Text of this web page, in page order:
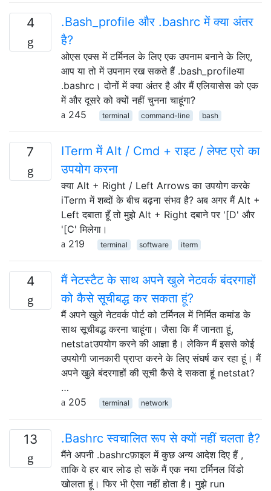
4
.Bash_profile और .bashrc में क्या अंतर
है?
ओएस एक्स में टर्मिनल के लिए एक उपनाम बनाने के लिए,
आप या तो में उपनाम रख सकते हैं .bash_profileया
.bashrc। दोनों में क्या अंतर है और मैं एलियासेस को एक
में और दूसरे को क्यों नहीं चुनना चाहूंगा?
245
terminal command-line bash
7
ITerm में Alt / Cmd + राइट / लेफ्ट एरो का
उपयोग करना
क्या Alt + Right / Left Arrows का उपयोग करके
iTerm में शब्दों के बीच बढ़ना संभव है? अब अगर मैं Alt +
Left दबाता हूँ तो मुझे Alt + Right दबाने पर '[D' और
'[C' मिलेगा।
219
terminal software iterm
4
मैं नेटस्टैट के साथ अपने खुले नेटवर्क बंदरगाहों
को कैसे सूचीबद्ध कर सकता हूं?
मैं अपने खुले नेटवर्क पोर्ट को टर्मिनल में निर्मित कमांड के
साथ सूचीबद्ध करना चाहूंगा। जैसा कि मैं जानता हूं,
netstatउपयोग करने की आज्ञा है। लेकिन मैं इससे कोई
उपयोगी जानकारी प्राप्त करने के लिए संघर्ष कर रहा हूं। मैं
अपने खुले बंदरगाहों की सूची कैसे दे सकता हूं netstat?
…
205
terminal network
13 .Bashrc स्वचालित रूप से क्यों नहीं चलता है?
मैंने अपनी .bashrcफ़ाइल में कुछ अन्य आदेश दिए हैं ,
ताकि वे हर बार लोड हो सकें मैं एक नया टर्मिनल विंडो
खोलता हूं। फिर भी ऐसा नहीं होता है। मुझे run